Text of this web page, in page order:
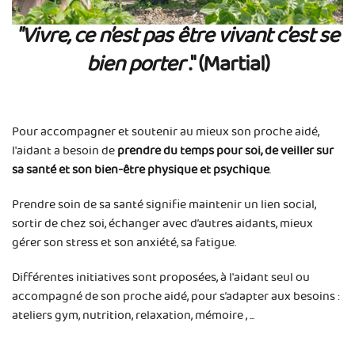
"Vivre, ce n’est pas être vivant c’est se
bien porter." (Martial)
Pour accompagner et soutenir au mieux son proche aidé,
l'aidant a besoin deprendre du temps pour soi, de veiller sur
sa santé et son bien-être physique et psychique.
Prendre soin de sa santé signifie maintenir un lien social,
sortir de chez soi, échanger avec d’autres aidants, mieux
gérer son stress et son anxiété, sa fatigue.
Différentes initiatives sont proposées, à l'aidant seul ou
accompagné de son proche aidé, pour s’adapter aux besoins :
ateliers gym, nutrition, relaxation, mémoire , ...